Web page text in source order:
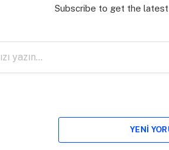
Subscribe to get the
YENI